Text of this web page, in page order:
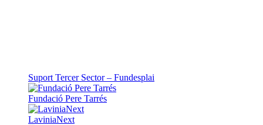
Suport Tercer Sector – Fundesplai
Fundació Pere Tarrés
LaviniaNext